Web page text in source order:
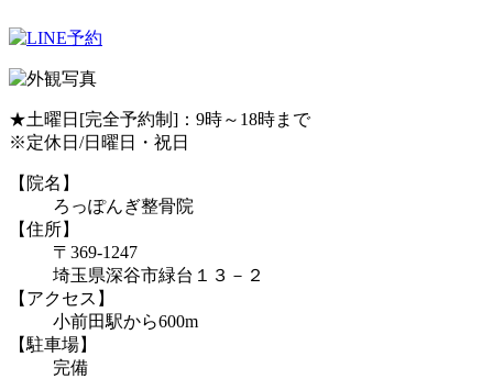
★土曜日[完全予約制]：9時～18時まで
※定休日/日曜日・祝日
【院名】
ろっぽんぎ整骨院
【住所】
〒369-1247
埼玉県深谷市緑台１３－２
【アクセス】
小前田駅から600m
【駐車場】
完備